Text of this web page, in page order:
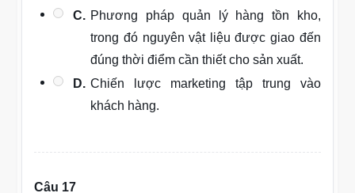
C. Phương pháp quản lý hàng tồn kho,
trong đó nguyên vật liệu được giao đến
đúng thời điểm cần thiết cho sản xuất.
D. Chiến lược marketing tập trung vào
khách hàng.
Câu 17